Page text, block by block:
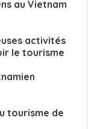
lumineux
1
er